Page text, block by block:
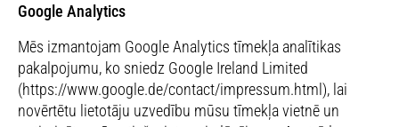
Google Analytics
Mēs izmantojam Google Analytics tīmekļa analītikas
pakalpojumu, ko sniedz Google Ireland Limited
(https://www.google.de/contact/impressum.html), lai
novērtētu lietotāju uzvedību mūsu tīmekļa vietnē un